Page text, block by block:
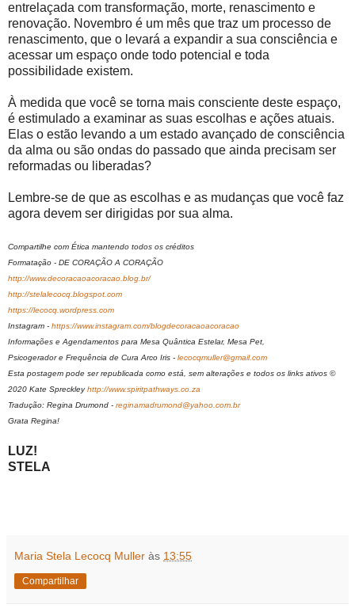
entrelaçada com transformação, morte, renascimento e
renovação. Novembro é um mês que traz um processo de
renascimento, que o levará a expandir a sua consciência e
acessar um espaço onde todo potencial e toda
possibilidade existem.
À medida que você se torna mais consciente deste espaço,
é estimulado a examinar as suas escolhas e ações atuais.
Elas o estão levando a um estado avançado de consciência
da alma ou são ondas do passado que ainda precisam ser
reformadas ou liberadas?
Lembre-se de que as escolhas e as mudanças que você faz
agora devem ser dirigidas por sua alma.
Compartilhe com Ética mantendo todos os créditos
Formatação - DE CORAÇÃO A CORAÇÃO
http://www.decoracaoacoracao.blog.br/
http://stelalecocq.blogspot.com
https://lecocq.wordpress.com
Instagram - https://www.instagram.com/blogdecoracaoacoracao
Informações e Agendamentos para Mesa Quântica Estelar, Mesa Pet,
Psicogerador e Frequência de Cura Arco Iris - lecocqmuller@gmail.com
Esta postagem pode ser republicada como está, sem alterações e todos os links ativos ©
2020 Kate Spreckleyhttp://www.spiritpathways.co.za
Tradução: Regina Drumond - reginamadrumond@yahoo.com.br
Grata Regina!
LUZ!
STELA
Maria Stela Lecocq Muller às 13:55
Compartilhar